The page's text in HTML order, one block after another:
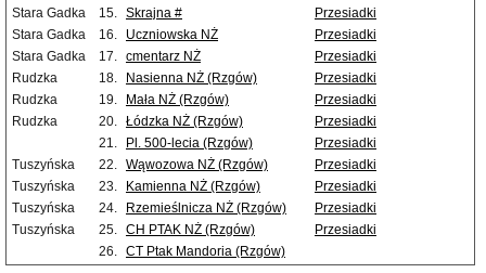
Stara Gadka
15. Skrajna #
Przesiadki
Stara Gadka
16. Uczniowska NŻ
Przesiadki
Stara Gadka
17. cmentarz NŻ
Przesiadki
Rudzka
18. Nasienna NŻ (Rzgów)
Przesiadki
Rudzka
19. Mała NŻ (Rzgów)
Przesiadki
Rudzka
20. Łódzka NŻ (Rzgów)
Przesiadki
21.
Pl. 500-lecia (Rzgów)
Przesiadki
Tuszyńska
22. Wąwozowa NŻ (Rzgów)
Przesiadki
Tuszyńska
23. Kamienna NŻ (Rzgów)
Przesiadki
Tuszyńska
24. Rzemieślnicza NŻ (Rzgów)
Przesiadki
Tuszyńska
25. CH PTAK NŻ (Rzgów)
Przesiadki
26. CT Ptak Mandoria (Rzgów)